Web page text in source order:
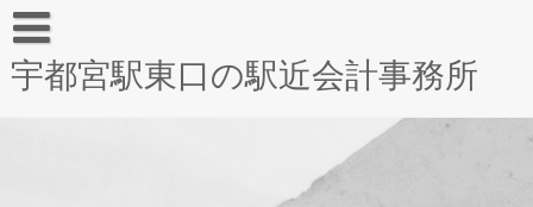
宇都宮駅東口の駅近会計事務所